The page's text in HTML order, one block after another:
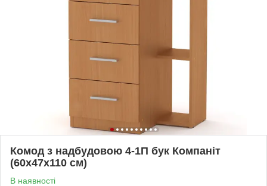
Комод з надбудовою 4-1П бук Компаніт
(60х47х110 см)
В наявності